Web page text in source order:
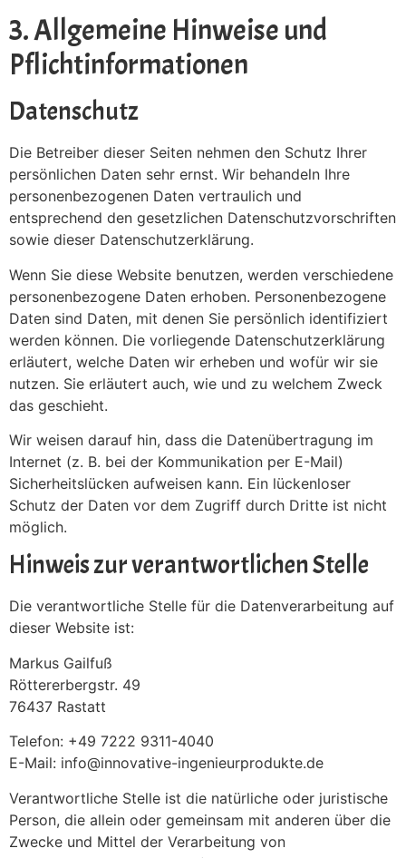
3. Allgemeine Hinweise und
Pflicht­informationen
Datenschutz
Die Betreiber dieser Seiten nehmen den Schutz Ihrer
persönlichen Daten sehr ernst. Wir behandeln Ihre
personenbezogenen Daten vertraulich und
entsprechend den gesetzlichen Datenschutzvorschriften
sowie dieser Datenschutzerklärung.
Wenn Sie diese Website benutzen, werden verschiedene
personenbezogene Daten erhoben. Personenbezogene
Daten sind Daten, mit denen Sie persönlich identifiziert
werden können. Die vorliegende Datenschutzerklärung
erläutert, welche Daten wir erheben und wofür wir sie
nutzen. Sie erläutert auch, wie und zu welchem Zweck
das geschieht.
Wir weisen darauf hin, dass die Datenübertragung im
Internet (z. B. bei der Kommunikation per E-Mail)
Sicherheitslücken aufweisen kann. Ein lückenloser
Schutz der Daten vor dem Zugriff durch Dritte ist nicht
möglich.
Hinweis zur verantwortlichen Stelle
Die verantwortliche Stelle für die Datenverarbeitung auf
dieser Website ist:
Markus Gailfuß
Röttererbergstr. 49
76437 Rastatt
Telefon: +49 7222 9311-4040
E-Mail: info@innovative-ingenieurprodukte.de
Verantwortliche Stelle ist die natürliche oder juristische
Person, die allein oder gemeinsam mit anderen über die
Zwecke und Mittel der Verarbeitung von